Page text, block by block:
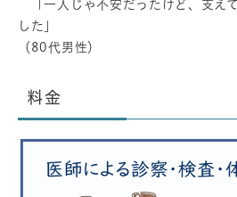
「一人じゃ不安だったけど、支え
した」
（80代男性）
料金